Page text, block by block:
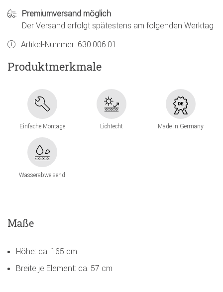
Premiumversand möglich
Der Versand erfolgt spätestens am folgenden Werktag
Artikel-Nummer: 630.006.01
Produktmerkmale
Einfache Montage Lichtecht Made in Germany
Wasserabweisend
Maße
Höhe: ca. 165 cm
Breite je Element: ca. 57 cm